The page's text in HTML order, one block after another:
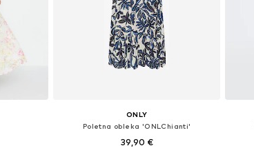
ONLY
Poletna obleka 'ONLChianti'
39,90 €